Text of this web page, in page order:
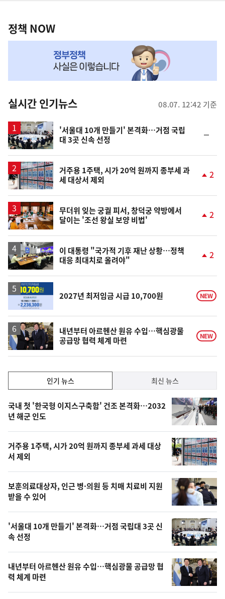
책
NOW,
뉴
스
정책 NOW
실시간 인기뉴스 08.07. 12:42 기준
'서울대 10개 만들기' 본격화…거점 국립
대 3곳 신속 선정
일
거주용 1주택, 시가 20억 원까지 종부세 과
세 대상서 제외
상
2
무더위 잊는 궁궐 피서, 창덕궁 약방에서
달이는 '조선 왕실 보양 비법'
상
2
이 대통령 "국가적 기후 재난 상황…정책
대응 최대치로 올려야"
상
승
2
2027년 최저임금 시급 10,700원 NEW
내년부터 아르헨산 원유 수입…핵심광물
공급망 협력 체계 마련
NEW
인
기,
최
신,
오
늘
의
영
상
오
늘
의
사
진
인기 뉴스 최신 뉴스
인
기
뉴
스
국내 첫 '한국형 이지스구축함' 건조 본격화…2032
년 해군 인도
거주용 1주택, 시가 20억 원까지 종부세 과세 대상
서 제외
보훈의료대상자, 인근 병·의원 등 치매 치료비 지원
받을 수 있어
'서울대 10개 만들기' 본격화…거점 국립대 3곳 신
속 선정
내년부터 아르헨산 원유 수입…핵심광물 공급망 협
력 체계 마련